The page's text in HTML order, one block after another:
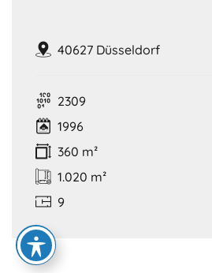
40627 Düsseldorf
2309
1996
360 m²
1.020 m²
9